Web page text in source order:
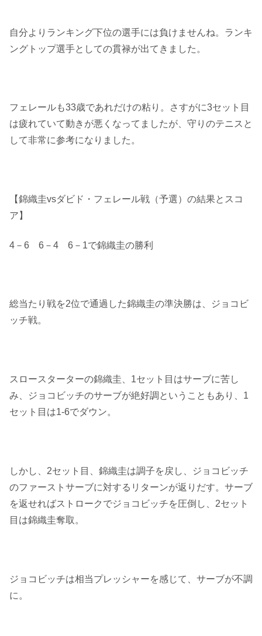
自分よりランキング下位の選手には負けませんね。ランキ
ングトップ選手としての貫禄が出てきました。
フェレールも33歳であれだけの粘り。さすがに3セット目
は疲れていて動きが悪くなってましたが、守りのテニスと
して非常に参考になりました。
【錦織圭vsダビド・フェレール戦（予選）の結果とスコ
ア】
4－6 6－4 6－1で錦織圭の勝利
総当たり戦を2位で通過した錦織圭の準決勝は、ジョコビ
ッチ戦。
スロースターターの錦織圭、1セット目はサーブに苦し
み、ジョコビッチのサーブが絶好調ということもあり、1
セット目は1-6でダウン。
しかし、2セット目、錦織圭は調子を戻し、ジョコビッチ
のファーストサーブに対するリターンが返りだす。サーブ
を返せればストロークでジョコビッチを圧倒し、2セット
目は錦織圭奪取。
ジョコビッチは相当プレッシャーを感じて、サーブが不調
に。